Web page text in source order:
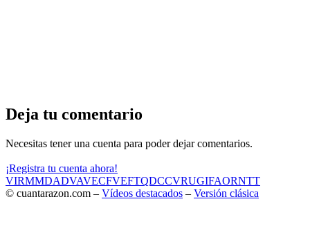
Deja tu comentario
Necesitas tener una cuenta para poder dejar comentarios.
¡Registra tu cuenta ahora!
VIRMMDADVAVECFVEFTQDCCVRUGIFAORNTT
© cuantarazon.com – Vídeos destacados – Versión clásica